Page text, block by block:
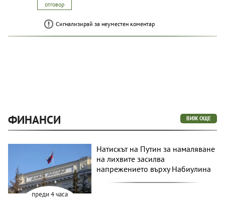
отговор
Сигнализирай за неуместен коментар
ФИНАНСИ ВИЖ ОЩЕ
преди 4 часа
Натискът на Путин за намаляване
на лихвите засилва
напрежението върху Набиулина